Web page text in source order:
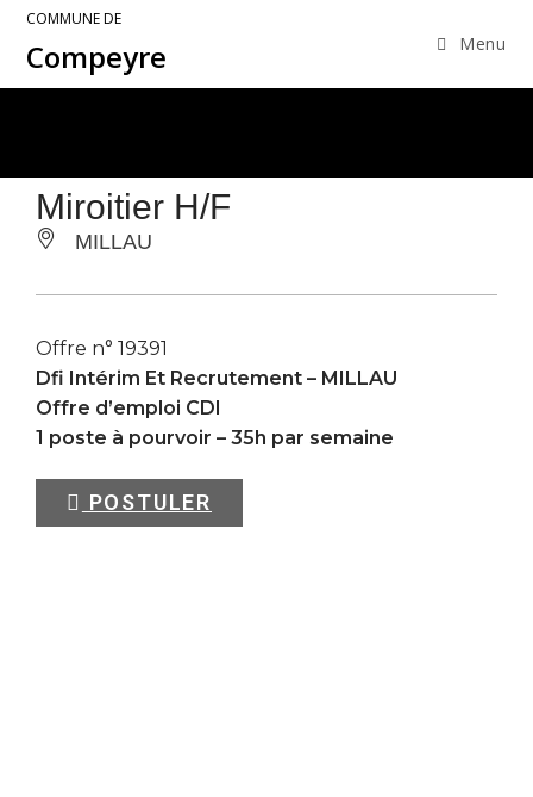
COMMUNE DE
Compeyre Menu
Miroitier H/F
MILLAU
Offre n° 19391
Dfi Intérim Et Recrutement – MILLAU
Offre d’emploi CDI
1 poste à pourvoir – 35h par semaine
POSTULER